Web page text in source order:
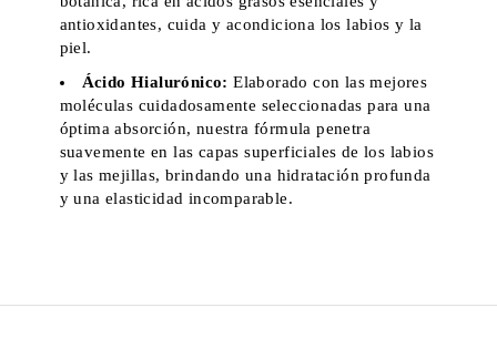
antioxidantes, cuida y acondiciona los labios y la
piel.
Ácido Hialurónico: Elaborado con las mejores
moléculas cuidadosamente seleccionadas para una
óptima absorción, nuestra fórmula penetra
suavemente en las capas superficiales de los labios
y las mejillas, brindando una hidratación profunda
y una elasticidad incomparable.